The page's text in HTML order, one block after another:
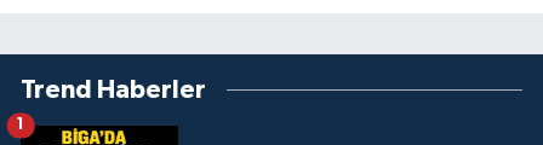
Trend Haberler
1